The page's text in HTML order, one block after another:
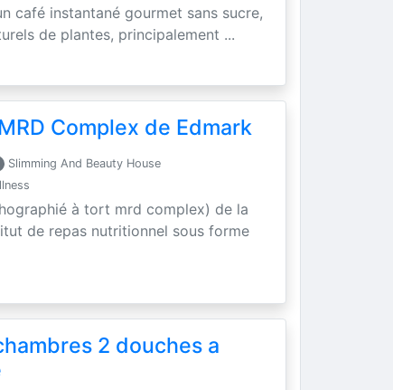
café instantané gourmet sans sucre,
de plantes, principalement ...
Complex de Edmark
Slimming And Beauty House
à tort mrd complex) de la
de repas nutritionnel sous forme
2 douches a